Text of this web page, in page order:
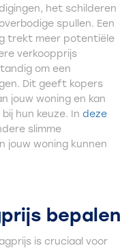
het schilderen
spullen. Een
trekt meer potentiële
verkoopprijs
om een
Dit geeft kopers
jouw woning en kan
hun keuze. In deze
slimme
jouw woning kunnen
bepalen
is cruciaal voor